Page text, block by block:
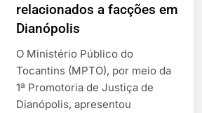
relacionados a facções em
Dianópolis
O Ministério Público do
Tocantins (MPTO), por meio da
1ª Promotoria de Justiça de
Dianópolis, apresentou